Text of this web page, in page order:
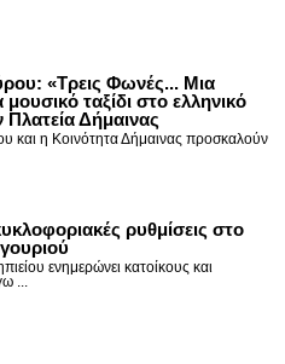
«Τρεις Φωνές... Μια
ταξίδι στο ελληνικό
Πλατεία Δήμαινας
και η Κοινότητα Δήμαινας προσκαλούν
ρυθμίσεις στο
ενημερώνει κατοίκους και
...